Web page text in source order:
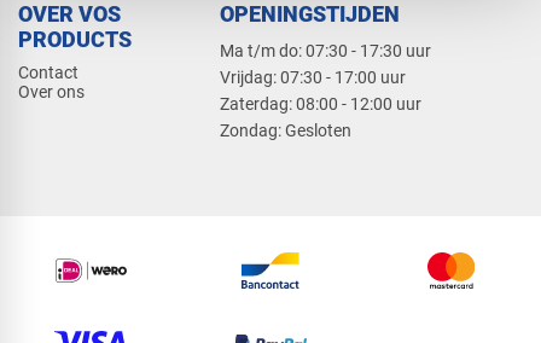
OVER VOS
PRODUCTS
Contact
Over ons
OPENINGSTIJDEN
Ma t/m do: 07:30 - 17:30 uur
​Vrijdag: 07:30 - 17:00 uur
​Zaterdag: 08:00 - 12:00 uur
​Zondag: Gesloten